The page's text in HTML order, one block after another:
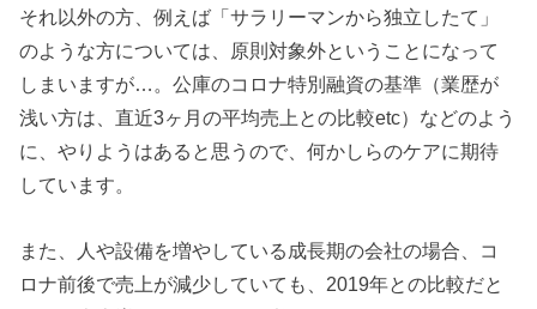
それ以外の方、例えば「サラリーマンから独立したて」
のような方については、原則対象外ということになって
しまいますが…。公庫のコロナ特別融資の基準（業歴が
浅い方は、直近3ヶ月の平均売上との比較etc）などのよう
に、やりようはあると思うので、何かしらのケアに期待
しています。
また、人や設備を増やしている成長期の会社の場合、コ
ロナ前後で売上が減少していても、2019年との比較だと